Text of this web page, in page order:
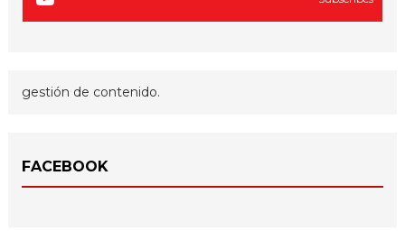
gestión de contenido.
FACEBOOK